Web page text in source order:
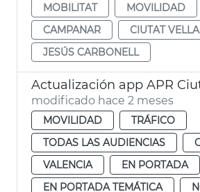
MOBILITAT
MOVILIDAD
CAMPANAR
CIUTAT VELLA
JESÚS CARBONELL
modificado hace 2 meses
MOVILIDAD
TRÁFICO
TODAS LAS AUDIENCIAS
VALENCIA
EN PORTADA
EN PORTADA TEMÁTICA